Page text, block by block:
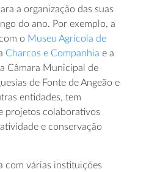
a organização das suas
do ano. Por exemplo, a
o Museu Agrícola de
Charcos e Companhia e a
Câmara Municipal de
de Fonte de Angeão e
entidades, tem
projetos colaborativos
e conservação
com várias instituições